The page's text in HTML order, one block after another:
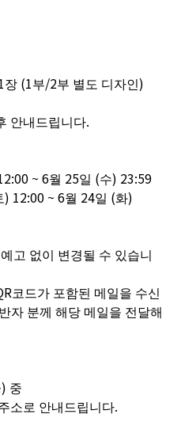
(1부/2부 별도 디자인)
안내드립니다.
~ 6월 25일 (수) 23:59
12:00 ~ 6월 24일 (화)
고 없이 변경될 수 있습니
코드가 포함된 메일을 수신
자 분께 해당 메일을 전달해
중
소로 안내드립니다.